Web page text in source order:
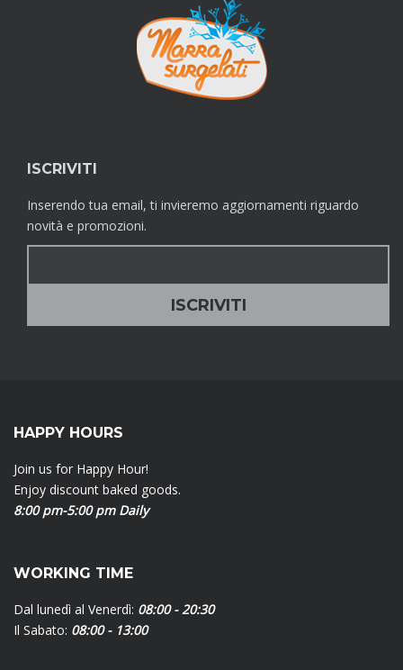
ISCRIVITI
Inserendo tua email, ti invieremo aggiornamenti riguardo
novità e promozioni.
HAPPY HOURS
Join us for Happy Hour!
Enjoy discount baked goods.
8:00 pm-5:00 pm Daily
WORKING TIME
Dal lunedì al Venerdì: 08:00 - 20:30
Il Sabato: 08:00 - 13:00